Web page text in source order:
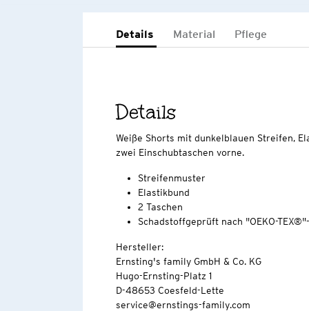
Details Material Pflege
Details
Weiße Shorts mit dunkelblauen Streifen,
zwei Einschubtaschen vorne.
Streifenmuster
Elastikbund
2 Taschen
Schadstoffgeprüft nach "OEKO-
Hersteller:
Ernsting's family GmbH & Co. KG
Hugo-Ernsting-Platz 1
D-48653 Coesfeld-Lette
service@ernstings-family.com